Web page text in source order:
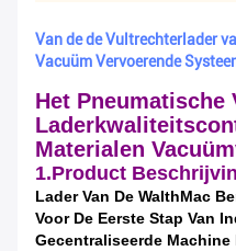
Van de de Vultrechterlader
Vacuüm Vervoerende
Het Pneumatische
Materialen
1.Product
Lader Van De WalthMac
Voor De Eerste Stap Van
Gecentraliseerde